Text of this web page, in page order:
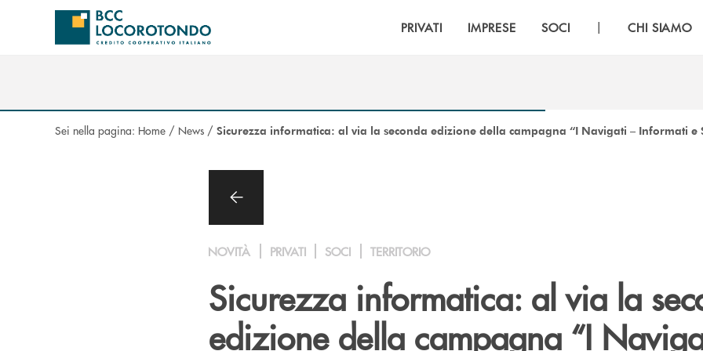
Salta al contenuto principale
PRIVATI IMPRESE SOCI | CHI SIAMO
Sei nella pagina: Home / News / Sicurezza informatica: al via la seconda edizione della campagna “I Navigati – Informati e
NOVITÀ PRIVATI SOCI TERRITORIO
Sicurezza informatica: al via la
edizione della campagna “I